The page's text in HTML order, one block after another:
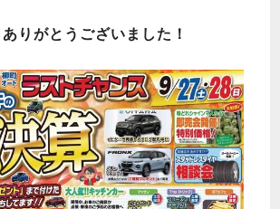
りがとうございました！